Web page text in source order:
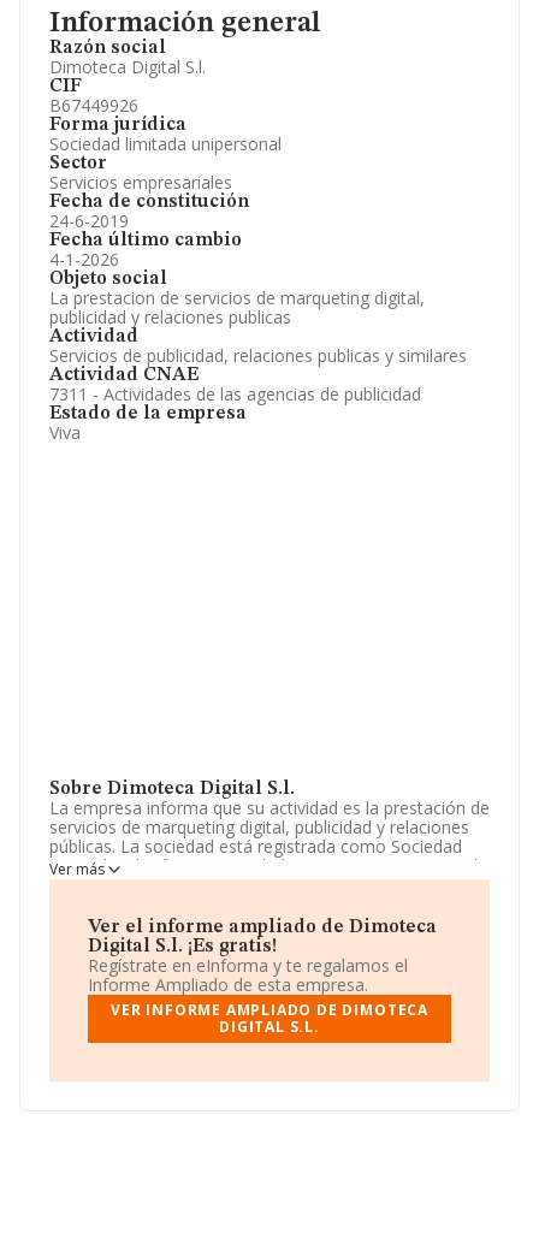
Información general
Razón social
Dimoteca Digital S.l.
CIF
B67449926
Forma jurídica
Sociedad limitada unipersonal
Sector
Servicios empresariales
Fecha de constitución
24-6-2019
Fecha último cambio
4-1-2026
Objeto social
La prestacion de servicios de marqueting digital,
publicidad y relaciones publicas
Actividad
Servicios de publicidad, relaciones publicas y similares
Actividad CNAE
7311 - Actividades de las agencias de publicidad
Estado de la empresa
Viva
Sobre Dimoteca Digital S.l.
La empresa informa que su actividad es la prestación de
servicios de marqueting digital, publicidad y relaciones
públicas. La sociedad está registrada como Sociedad
Limitada. Clasifica su actividad CNAE como 'Agencias de
publicidad', código 7311. La sociedad no tiene actividad
Puedes visitar su sitio web:www.dimoteca.com
La compañía Dimoteca Digital S.L, con número de
identificación fiscal B67449926, se encuentra en Calle
Mossen Vives núm. 6 Bj 1, (08022), en el municipio de
Barcelona, Cataluña.
En base a la información de la que dispone INFORMA
Ver más
Ver el informe ampliado de Dimoteca
Digital S.l. ¡Es gratis!
Regístrate en eInforma y te regalamos el
Informe Ampliado de esta empresa.
VER INFORME AMPLIADO DE DIMOTECA
DIGITAL S.L.
Información oficial y registral complementaria.